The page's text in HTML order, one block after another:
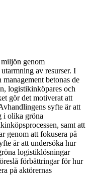
genom
av resurser. I
betonas de
logistikinköpares och
gör det motiverat att
syfte är att
i olika gröna
samt att
genom att fokusera på
är att undersöka hur
logistiklösningar
förbättringar för hur
på aktörernas